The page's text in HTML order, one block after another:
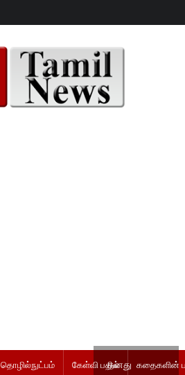
தொழில்நுட்பம் கேள்வி பதில் கதைகளின்
தனது